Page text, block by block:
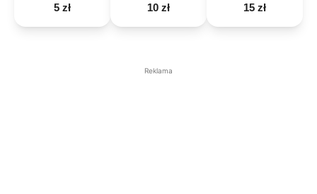
5 zł 10 zł 15 zł
Reklama